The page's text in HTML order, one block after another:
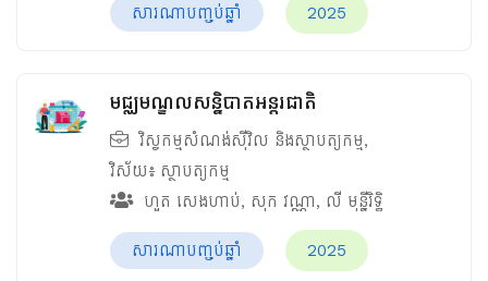
សារណាបញ្ចប់ឆ្នាំ 2025
មជ្ឈមណ្ឌលសន្និបាតអន្តរជាតិ
វិស្វកម្មសំណង់ស៊ីវិល និងស្ថាបត្យកម្ម,
វិស័យ៖ ស្ថាបត្យកម្ម
ហួត សេងហាប់, សុក វណ្ណា, លី មុន្នីរិទ្ធិ
សារណាបញ្ចប់ឆ្នាំ 2025